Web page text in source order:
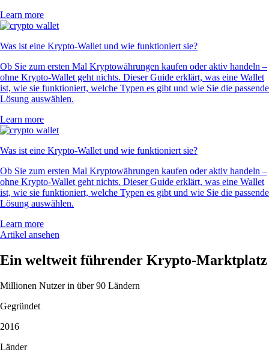
Learn more
Was ist eine Krypto-Wallet und wie funktioniert sie?
Ob Sie zum ersten Mal Kryptowährungen kaufen oder aktiv handeln –
ohne Krypto-Wallet geht nichts. Dieser Guide erklärt, was eine Wallet
ist, wie sie funktioniert, welche Typen es gibt und wie Sie die passende
Lösung auswählen.
Learn more
Was ist eine Krypto-Wallet und wie funktioniert sie?
Ob Sie zum ersten Mal Kryptowährungen kaufen oder aktiv handeln –
ohne Krypto-Wallet geht nichts. Dieser Guide erklärt, was eine Wallet
ist, wie sie funktioniert, welche Typen es gibt und wie Sie die passende
Lösung auswählen.
Learn more
Artikel ansehen
Ein weltweit führender Krypto-Marktplatz
Millionen Nutzer in über 90 Ländern
Gegründet
2016
Länder